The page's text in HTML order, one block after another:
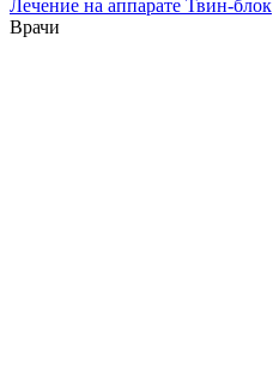
Лечение на аппарате Твин-блок
Врачи